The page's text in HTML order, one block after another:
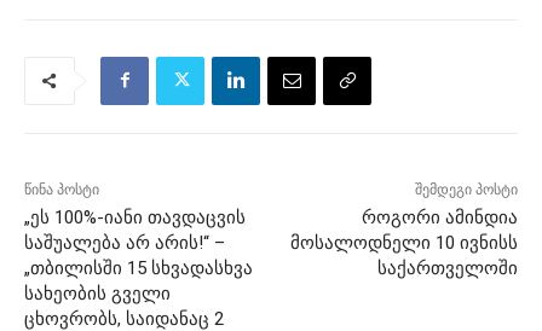
წინა პოსტი
„ეს 100%-იანი თავდაცვის
საშუალება არ არის!“ –
„თბილისში 15 სხვადასხვა
სახეობის გველი
ცხოვრობს, საიდანაც 2
შემდეგი პოსტი
როგორი ამინდია
მოსალოდნელი 10 ივნისს
საქართველოში